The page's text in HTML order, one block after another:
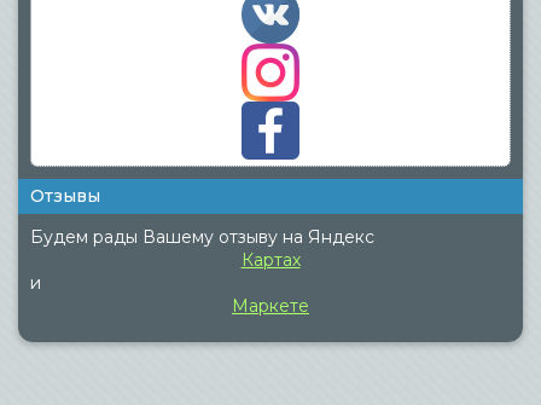
Отзывы
Будем рады Вашему отзыву на Яндекс
Картах
и
Маркете